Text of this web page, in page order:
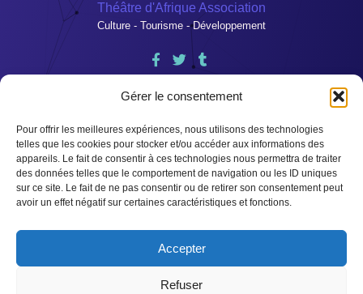
Gérer le consentement
Pour offrir les meilleures expériences, nous utilisons des technologies
telles que les cookies pour stocker et/ou accéder aux informations des
appareils. Le fait de consentir à ces technologies nous permettra de traiter
des données telles que le comportement de navigation ou les ID uniques
sur ce site. Le fait de ne pas consentir ou de retirer son consentement peut
avoir un effet négatif sur certaines caractéristiques et fonctions.
Accepter
Refuser
Théâtre d'Afrique Association
Culture - Tourisme - Développement
Heures d'ouvertures
Samedi : Sur rendez-vous.
P/Novo – Louho Vons Ecole des Sourds-muets
© 2024 Créé par DEDEWANOU Finagnon Pascal, +229